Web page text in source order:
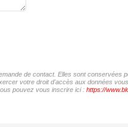
de contact. Elles sont conservées
votre droit d'accès aux données
pouvez vous inscrire ici : https://